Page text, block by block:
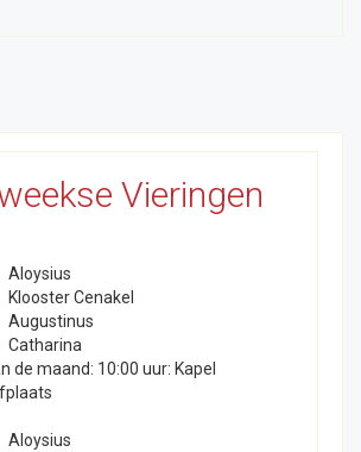
in excelsis Deo: De boodschap
Vieringen
Aloysius
Klooster Cenakel
Augustinus
Catharina
de maand: 10:00 uur: Kapel
Aloysius